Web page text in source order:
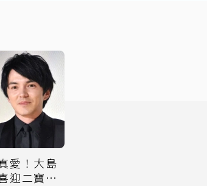
愛！大島
迎二寶誕